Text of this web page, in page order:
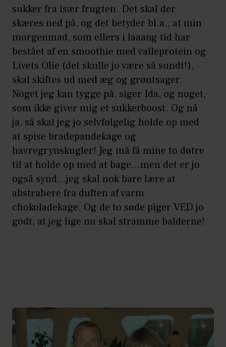
sukker fra især frugten. Det skal der
skæres ned på, og det betyder bl.a., at min
morgenmad, som ellers i laaang tid har
bestået af en smoothie med valleprotein og
Livets Olie (det skulle jo være så sundt!),
skal skiftes ud med æg og grøntsager.
Noget jeg kan tygge på, siger Ida, og noget,
som ikke giver mig et sukkerboost. Og nå
ja, så skal jeg jo selvfølgelig holde op med
at spise bradepandekage og
havregrynskugler! Jeg må få mine to døtre
til at holde op med at bage…men det er jo
også synd…jeg skal nok bare lære at
abstrahere fra duften af varm
chokoladekage. Og de to søde piger VED jo
godt, at jeg lige nu skal stramme balderne!